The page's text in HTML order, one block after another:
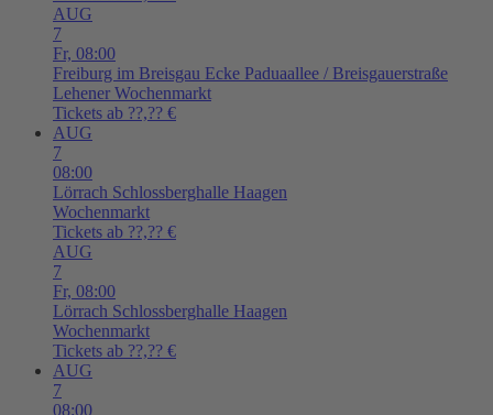
AUG
7
Fr, 08:00
Freiburg im Breisgau Ecke Paduaallee / Breisgauerstraße
Lehener Wochenmarkt
Tickets ab ??,?? €
AUG
7
08:00
Lörrach Schlossberghalle Haagen
Wochenmarkt
Tickets ab ??,?? €
AUG
7
Fr, 08:00
Lörrach Schlossberghalle Haagen
Wochenmarkt
Tickets ab ??,?? €
AUG
7
08:00